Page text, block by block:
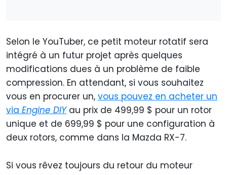
Selon le YouTuber, ce petit moteur rotatif sera
intégré à un futur projet après quelques
modifications dues à un problème de faible
compression. En attendant, si vous souhaitez
vous en procurer un, vous pouvez en acheter un
via Engine DIYau prix de 499,99 $ pour un rotor
unique et de 699,99 $ pour une configuration à
deux rotors, comme dans la Mazda RX-7.
Si vous rêvez toujours du retour du moteur